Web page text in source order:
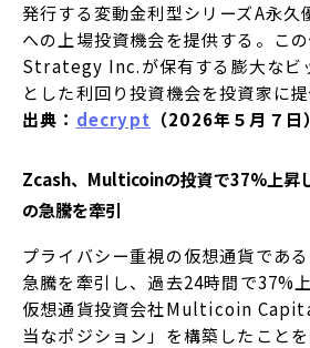
発行する変動金利型シリーズA永
への上場投資機会を提供する。この
Strategy Inc.が保有する膨大なビ
とした利回り投資機会を投資家に提
出典： decrypt （2026年５月７日）
Zcash、Multicoinの投資で37%上昇
の急騰を牽引
プライバシー重視の仮想通貨であ
急騰を牽引し、過去24時間で37%
仮想通貨投資会社Multicoin
当なポジション」を構築したこと